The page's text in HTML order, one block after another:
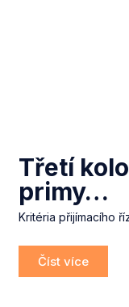
Třetí
primy…
Kritéria přijímacího
Číst více